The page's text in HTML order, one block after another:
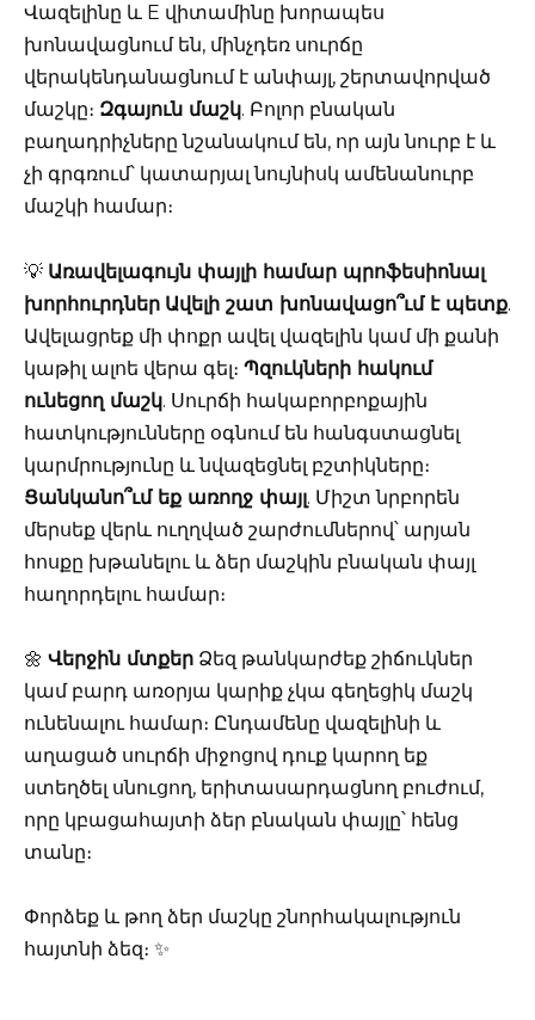
Վազելինը և E վիտամինը խորապես
խոնավացնում են, մինչդեռ սուրճը
վերակենդանացնում է անփայլ, շերտավորված
մաշկը։ Զգայուն մաշկ. Բոլոր բնական
բաղադրիչները նշանակում են, որ այն նուրբ է և
չի գրգռում՝ կատարյալ նույնիսկ ամենանուրբ
մաշկի համար։
💡 Առավելագույն փայլի համար պրոֆեսիոնալ
խորհուրդներ Ավելի շատ խոնավացո՞ւմ է պետք.
Ավելացրեք մի փոքր ավել վազելին կամ մի քանի
կաթիլ ալոե վերա գել։ Պզուկների հակում
ունեցող մաշկ. Սուրճի հակաբորբոքային
հատկությունները օգնում են հանգստացնել
կարմրությունը և նվազեցնել բշտիկները։
Ցանկանո՞ւմ եք առողջ փայլ. Միշտ նրբորեն
մերսեք վերև ուղղված շարժումներով՝ արյան
հոսքը խթանելու և ձեր մաշկին բնական փայլ
հաղորդելու համար։
🌼 Վերջին մտքեր Ձեզ թանկարժեք շիճուկներ
կամ բարդ առօրյա կարիք չկա գեղեցիկ մաշկ
ունենալու համար։ Ընդամենը վազելինի և
աղացած սուրճի միջոցով դուք կարող եք
ստեղծել սնուցող, երիտասարդացնող բուժում,
որը կբացահայտի ձեր բնական փայլը՝ հենց
տանը։
Փորձեք և թող ձեր մաշկը շնորհակալություն
հայտնի ձեզ։ ✨